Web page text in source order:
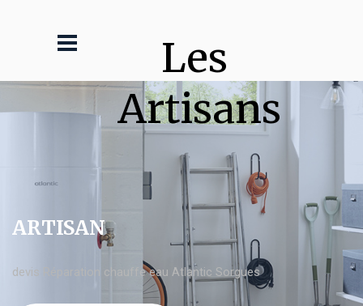
Les
Artisans
ARTISAN
devis Réparation chauffe eau Atlantic Sorgues